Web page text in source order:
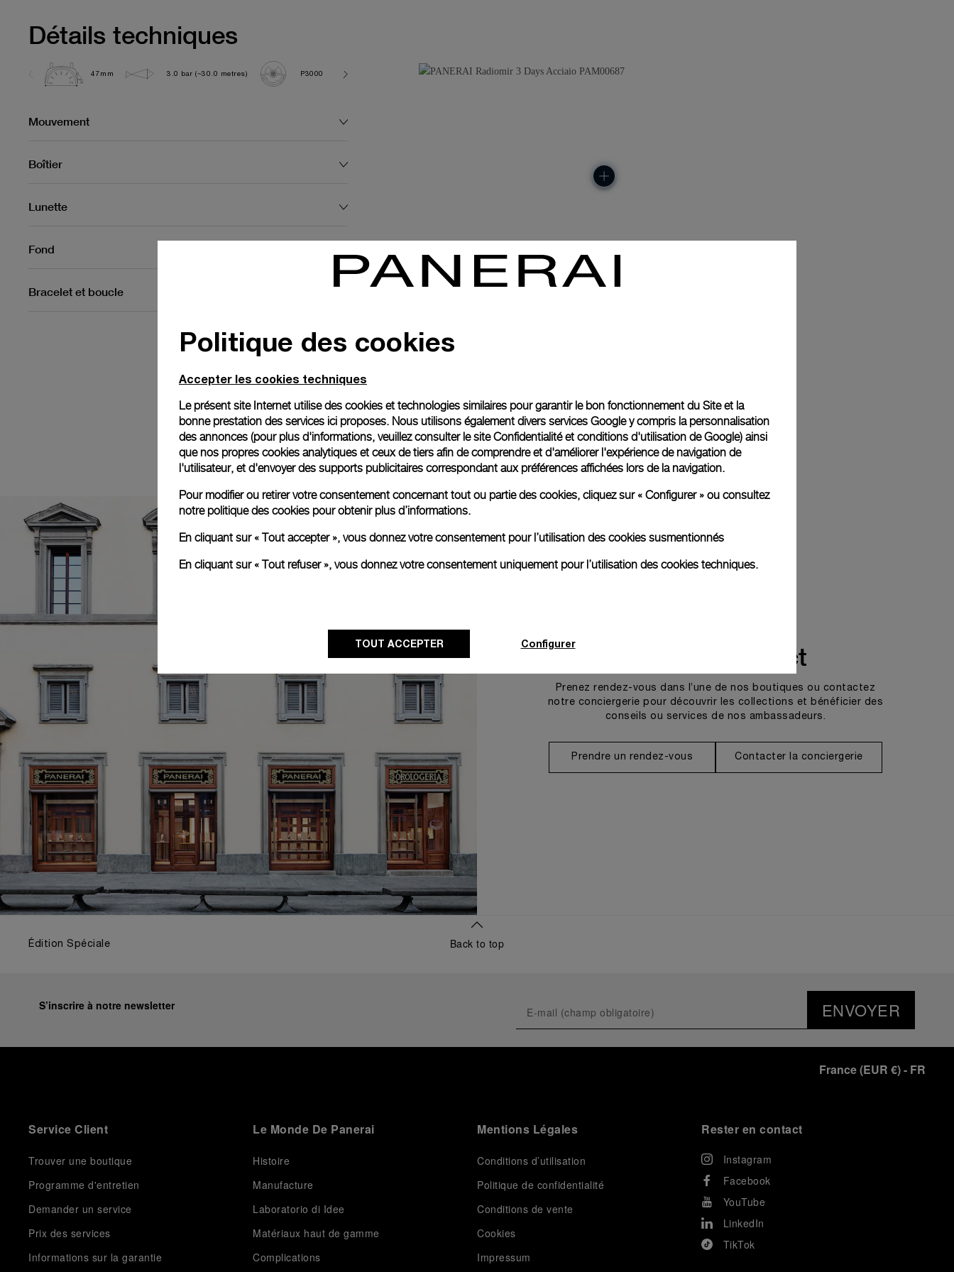
Détails techniques
47mm 3.0 bar (~30.0 metres) P3000
Mouvement
Boîtier
Lunette
Fond
Bracelet et boucle
Prendre contact
Prenez rendez-vous dans l’une de nos boutiques ou contactez
notre conciergerie pour découvrir les collections et bénéficier des
conseils ou services de nos ambassadeurs.
Prendre un rendez-vous Contacter la conciergerie
Édition Spéciale Back to top
S’inscrire à notre newsletter ENVOYER
France(EUR €)- FR
Service Client
Trouver une boutique
Programme d'entretien
Demander un service
Prix des services
Informations sur la garantie
Le Monde De Panerai
Histoire
Manufacture
Laboratorio di Idee
Matériaux haut de gamme
Complications
Mentions Légales
Conditions d’utilisation
Politique de confidentialité
Conditions de vente
Cookies
Impressum
Rester en contact
Instagram
Facebook
YouTube
LinkedIn
TikTok
Politique des cookies
Accepter les cookies techniques
Le présent site Internet utilise des cookies et technologies similaires pour garantir le bon fonctionnement du Site et la
bonne prestation des services ici proposes. Nous utilisons également divers services Google y compris la personnalisation
des annonces (pour plus d'informations, veuillez consulter lesite Confidentialité et conditions d'utilisation de Google) ainsi
que nos propres cookies analytiques et ceux de tiers afin de comprendre et d'améliorer l'expérience de navigation de
l'utilisateur, et d'envoyer des supports publicitaires correspondant aux préférences affichées lors de la navigation.
Pour modifier ou retirer votre consentement concernant tout ou partie des cookies, cliquez sur « Configurer » ou consultez
notre politique des cookies pour obtenir plus d’informations.
En cliquant sur « Tout accepter », vous donnez votre consentement pour l’utilisation des cookies susmentionnés
En cliquant sur « Tout refuser », vous donnez votre consentement uniquement pour l’utilisation des cookies techniques.
TOUT ACCEPTER Configurer